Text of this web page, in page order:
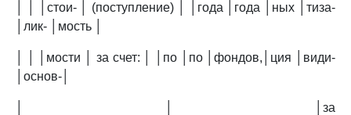
│ │ │стои- │ (поступление) │ │года │года │ных │тиза-
│лик- │мость │
│ │ │мости │ за счет: │ │по │по │фондов,│ция │види-
│основ-│
│ │ │за